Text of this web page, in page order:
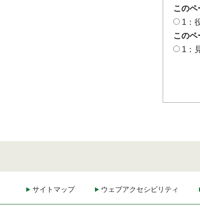
このペ
1：
このペ
1：
サイトマップ ウェブアクセシビリティ